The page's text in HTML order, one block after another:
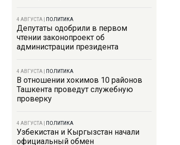
4 АВГУСТА ПОЛИТИКА
Депутаты одобрили в первом
чтении законопроект об
администрации президента
4 АВГУСТА ПОЛИТИКА
В отношении хокимов 10 районов
Ташкента проведут служебную
проверку
4 АВГУСТА ПОЛИТИКА
Узбекистан и Кыргызстан начали
официальный обмен